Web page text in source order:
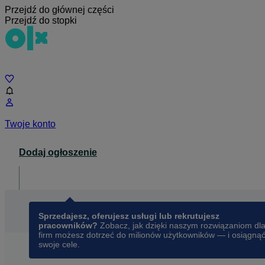
Przejdź do głównej części
Przejdź do stopki
Twoje konto
Dodaj ogłoszenie
Sprzedajesz, oferujesz usługi lub rekrutujesz
pracowników? Zobacz, jak dzięki naszym rozwiązaniom dla
firm możesz dotrzeć do milionów użytkowników — i osiągnąć
swoje cele.